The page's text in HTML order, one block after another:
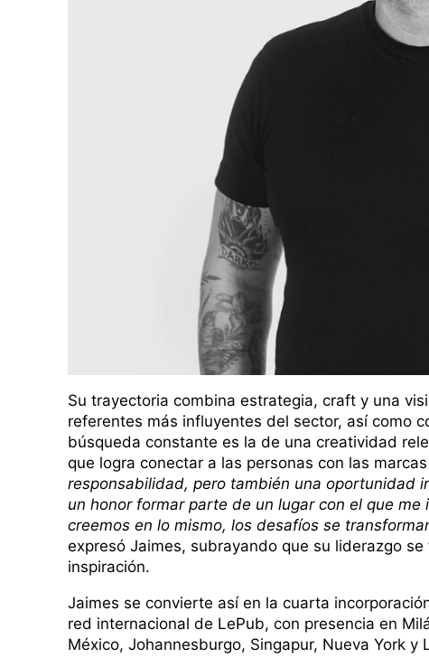
Su trayectoria combina estrategia, craft y una
referentes más influyentes del sector, así como
búsqueda constante es la de una creatividad
que logra conectar a las personas con las
responsabilidad, pero también una oportunidad
un honor formar parte de un lugar con el que
creemos en lo mismo, los desafíos se
expresó Jaimes, subrayando que su liderazgo
inspiración.
Jaimes se convierte así en la cuarta
red internacional de LePub, con presencia en
México, Johannesburgo, Singapur, Nueva York y